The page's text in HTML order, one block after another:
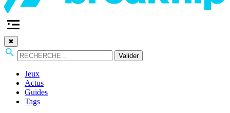
✖
Valider
Jeux
Actus
Guides
Tags